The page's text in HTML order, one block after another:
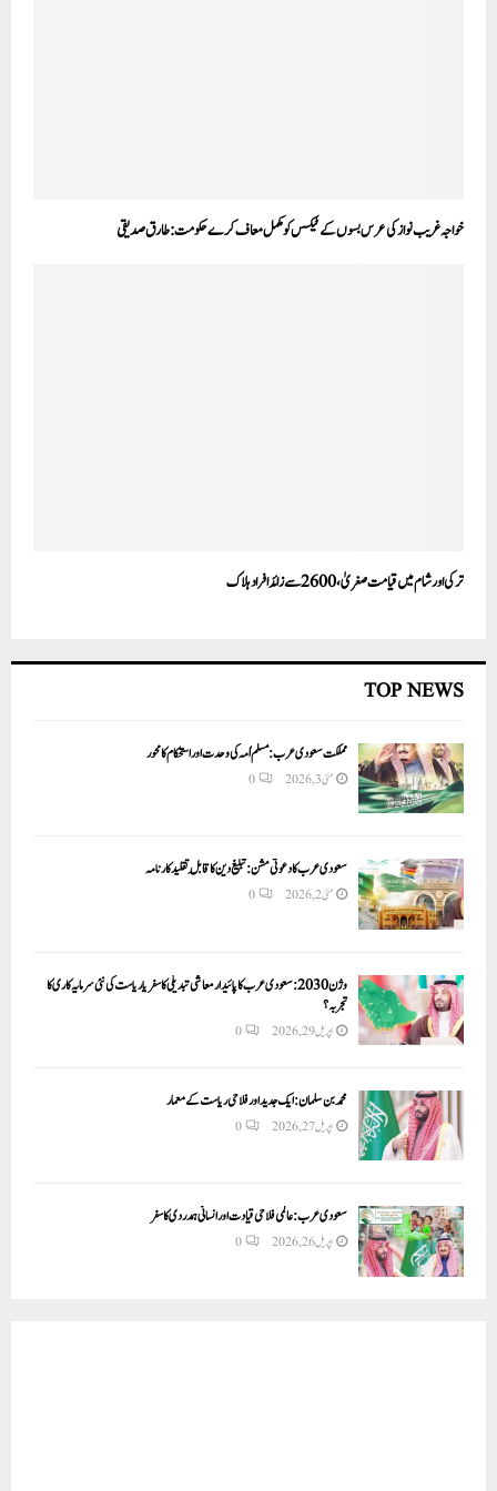
خواجہ غریب نواز کی عرس بسوں کے ٹیکس کو مکمل معاف کرے حکومت: طارق صدیقی
ترکی اور شام میں قیامت صغریٰ،2600سے زائد افراد ہلاک
TOP NEWS
مملکت سعودی عرب: مسلم اُمہ کی وحدت اور استحکام کا محور
مئی 3, 2026 0
سعودی عرب کا دعوتی مشن: تبلیغ دین کا قابلِ تقلید کارنامہ
مئی 2, 2026 0
وژن 2030:سعودی عرب کا پائیدار معاشی تبدیلی کا سفر یا ریاست کی نئی سرمایہ کاری کا
تجربہ؟
اپریل 29, 2026 0
محمد بن سلمان: ایک جدید اور فلاحی ریاست کے معمار
اپریل 27, 2026 0
سعودی عرب: عالمی فلاحی قیادت اور انسانی ہمدردی کا سفر
اپریل 26, 2026 0